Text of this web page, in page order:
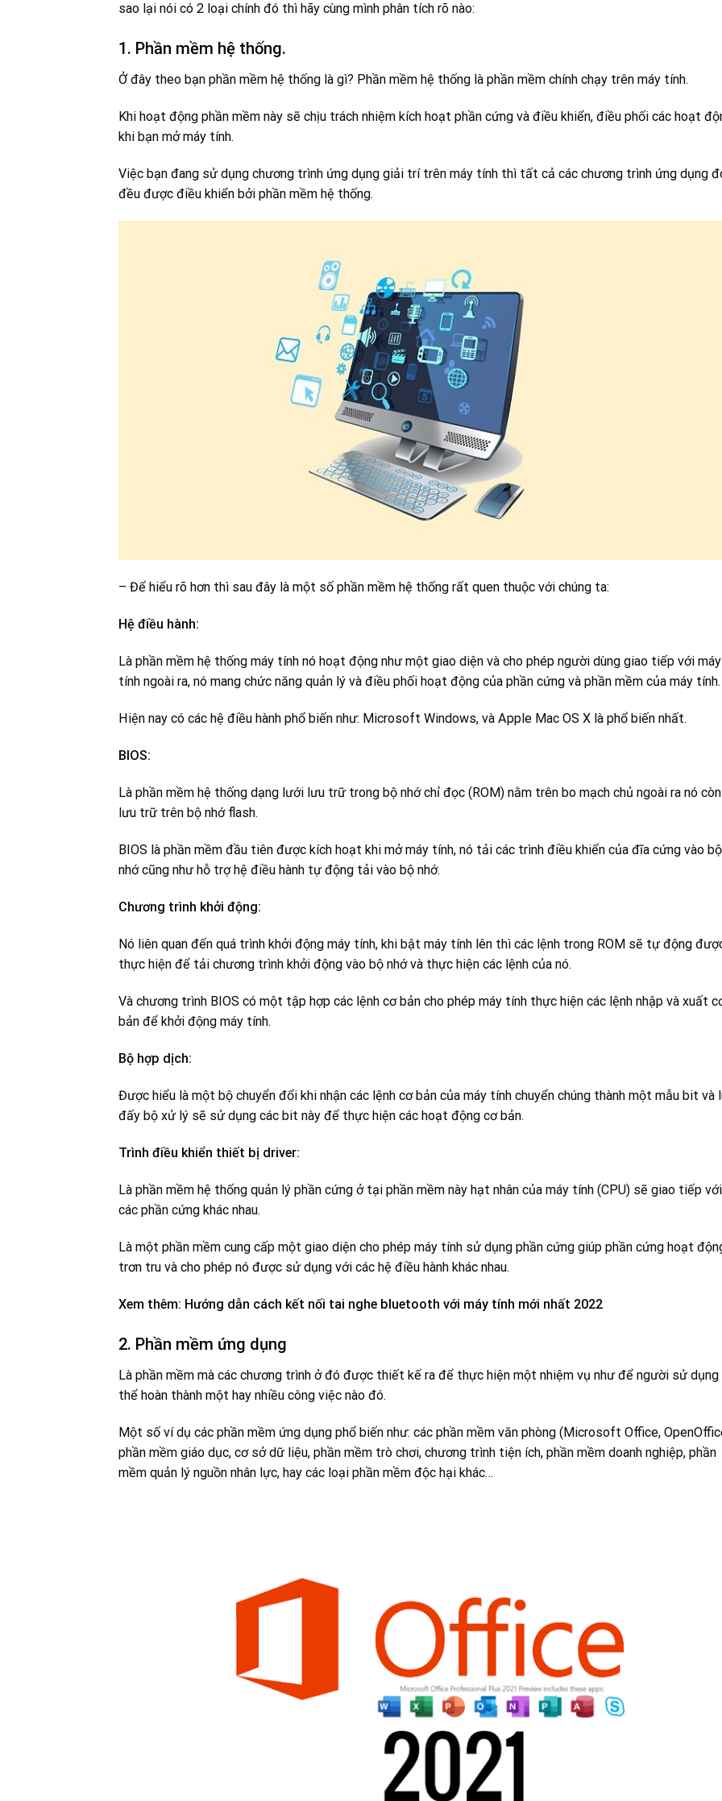
sao lại nói có 2 loại chính đó thì hãy cùng mình phân tích rõ nào:
1. Phần mềm hệ thống.
Ở đây theo bạn phần mềm hệ thống là gì? Phần mềm hệ thống là phần mềm chính chạy trên máy tính.
Khi hoạt động phần mềm này sẽ chịu trách nhiệm kích hoạt phần cứng và điều khiển, điều phối các hoạt
khi bạn mở máy tính.
Việc bạn đang sử dụng chương trình ứng dụng giải trí trên máy tính thì tất cả các chương trình ứng dụng
đều được điều khiển bởi phần mềm hệ thống.
– Để hiểu rõ hơn thì sau đây là một số phần mềm hệ thống rất quen thuộc với chúng ta:
Hệ điều hành:
Là phần mềm hệ thống máy tính nó hoạt động như một giao diện và cho phép người dùng giao tiếp với máy
tính ngoài ra, nó mang chức năng quản lý và điều phối hoạt động của phần cứng và phần mềm của máy tính.
Hiện nay có các hệ điều hành phổ biến như: Microsoft Windows, và Apple Mac OS X là phổ biến nhất.
BIOS:
Là phần mềm hệ thống dạng lưới lưu trữ trong bộ nhớ chỉ đọc (ROM) nằm trên bo mạch chủ ngoài ra nó còn
lưu trữ trên bộ nhớ flash.
BIOS là phần mềm đầu tiên được kích hoạt khi mở máy tính, nó tải các trình điều khiển của đĩa cứng vào bộ
nhớ cũng như hỗ trợ hệ điều hành tự động tải vào bộ nhớ.
Chương trình khởi động:
Nó liên quan đến quá trình khởi động máy tính, khi bật máy tính lên thì các lệnh trong ROM sẽ tự động
thực hiện để tải chương trình khởi động vào bộ nhớ và thực hiện các lệnh của nó.
Và chương trình BIOS có một tập hợp các lệnh cơ bản cho phép máy tính thực hiện các lệnh nhập và xuất
bản để khởi động máy tính.
Bộ hợp dịch:
Được hiểu là một bộ chuyển đổi khi nhận các lệnh cơ bản của máy tính chuyển chúng thành một mẫu bit và
đấy bộ xử lý sẽ sử dụng các bit này để thực hiện các hoạt động cơ bản.
Trình điều khiển thiết bị driver:
Là phần mềm hệ thống quản lý phần cứng ở tại phần mềm này hạt nhân của máy tính (CPU) sẽ giao tiếp với
các phần cứng khác nhau.
Là một phần mềm cung cấp một giao diện cho phép máy tính sử dụng phần cứng giúp phần cứng hoạt
trơn tru và cho phép nó được sử dụng với các hệ điều hành khác nhau.
Xem thêm: Hướng dẫn cách kết nối tai nghe bluetooth với máy tính mới nhất 2022
2. Phần mềm ứng dụng
Là phần mềm mà các chương trình ở đó được thiết kế ra để thực hiện một nhiệm vụ như để người sử dụng
thể hoàn thành một hay nhiều công việc nào đó.
Một số ví dụ các phần mềm ứng dụng phổ biến như: các phần mềm văn phòng (Microsoft Office,
phần mềm giáo dục, cơ sở dữ liệu, phần mềm trò chơi, chương trình tiện ích, phần mềm doanh nghiệp, phần
mềm quản lý nguồn nhân lực, hay các loại phần mềm độc hại khác…